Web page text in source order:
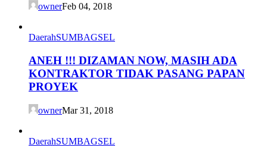
ownerFeb 04, 2018
DaerahSUMBAGSEL
ANEH !!! DIZAMAN NOW, MASIH ADA
KONTRAKTOR TIDAK PASANG PAPAN
PROYEK
ownerMar 31, 2018
DaerahSUMBAGSEL